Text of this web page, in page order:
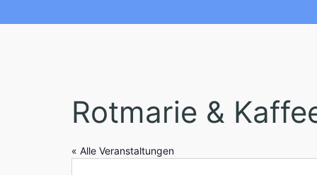
Rotmarie &
« Alle Veranstaltungen